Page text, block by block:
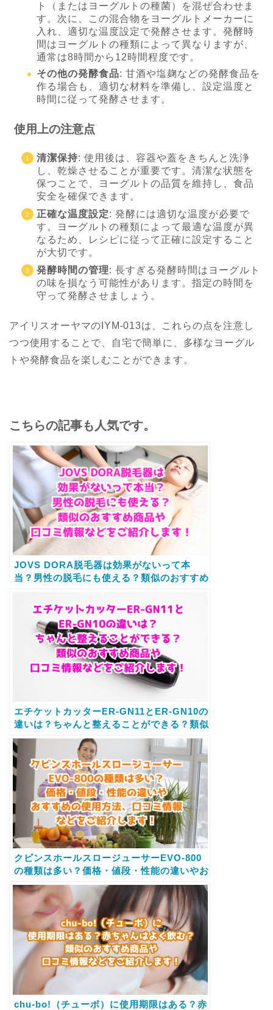
ト（またはヨーグルトの種菌）を混ぜ合わせま
す。次に、この混合物をヨーグルトメーカーに
入れ、適切な温度設定で発酵させます。発酵時
間はヨーグルトの種類によって異なりますが、
通常は8時間から12時間程度です。
その他の発酵食品: 甘酒や塩麹などの発酵食品を
作る場合も、適切な材料を準備し、設定温度と
時間に従って発酵させます。
使用上の注意点
清潔保持: 使用後は、容器や蓋をきちんと洗浄
し、乾燥させることが重要です。清潔な状態を
保つことで、ヨーグルトの品質を維持し、食品
安全を確保できます。
正確な温度設定: 発酵には適切な温度が必要で
す。ヨーグルトの種類によって最適な温度が異
なるため、レシピに従って正確に設定すること
が大切です。
発酵時間の管理: 長すぎる発酵時間はヨーグルト
の味を損なう可能性があります。指定の時間を
守って発酵させましょう。
アイリスオーヤマのIYM-013は、これらの点を注意し
つつ使用することで、自宅で簡単に、多様なヨーグル
トや発酵食品を楽しむことができます。
こちらの記事も人気です。
JOVS DORA脱毛器は効果がないって本
当？男性の脱毛にも使える？類似のおすすめ
エチケットカッターER-GN11とER-GN10の
違いは？ちゃんと整えることができる？類似
のおすすめ商品や口コミ情報などをご紹介し
ます！
クビンスホールスロージューサーEVO-800
の種類は多い？価格・値段・性能の違いやお
すすめの使用方法、口コミ情報などをご紹介
します！
chu-bo!（チューボ）に使用期限はある？赤